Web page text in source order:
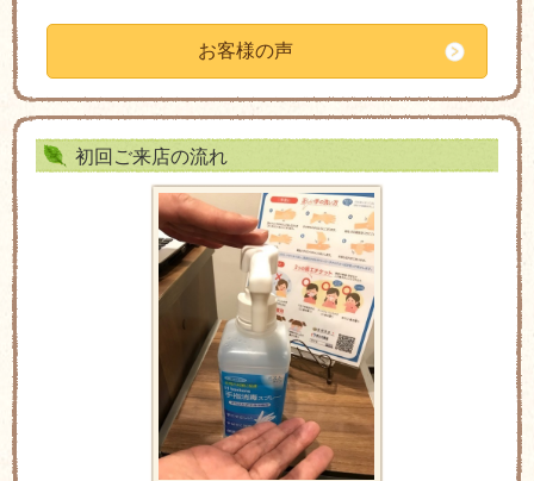
お客様の声
初回ご来店の流れ